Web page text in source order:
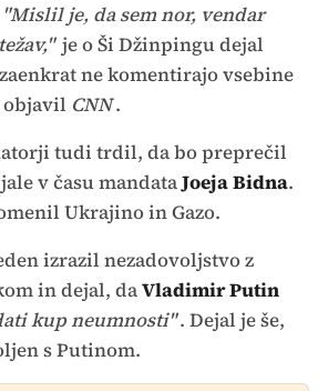
"Mislil je, da sem nor, vendar
je o Ši Džinpingu dejal
ne komentirajo vsebine
objavil CNN.
tudi trdil, da bo preprečil
v času mandataJoeja Bidna.
Ukrajino in Gazo.
izrazil nezadovoljstvo z
in dejal, daVladimir Putin
kup neumnosti". Dejal je še,
s Putinom.